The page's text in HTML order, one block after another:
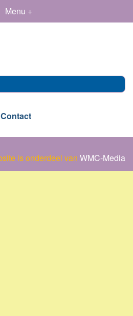
Menu +
Contact
is onderdeel van WMC-Media